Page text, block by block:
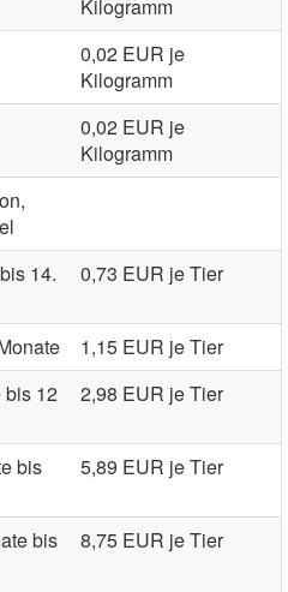
Kilogramm
0,02 EUR je
Kilogramm
0,02 EUR je
Kilogramm
14.
0,73 EUR je Tier
1,15 EUR je Tier
bis 12
2,98 EUR je Tier
bis
5,89 EUR je Tier
bis
8,75 EUR je Tier